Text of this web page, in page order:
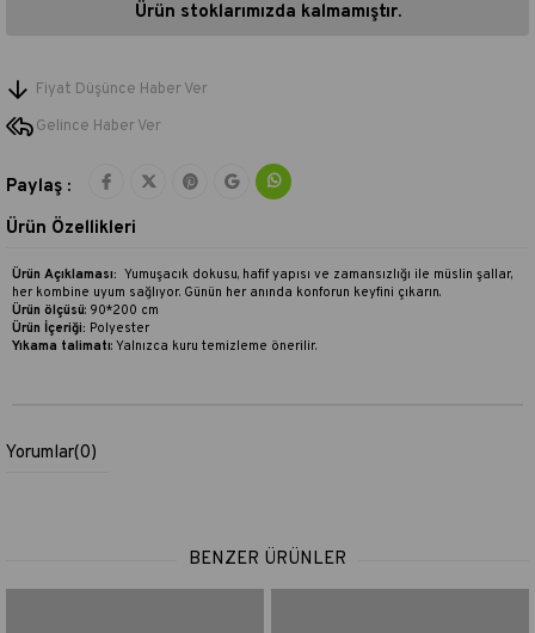
Ürün stoklarımızda kalmamıştır.
Fiyat Düşünce Haber Ver
Gelince Haber Ver
Paylaş :
Ürün Özellikleri
Ürün Açıklaması: Yumuşacık dokusu, hafif yapısı ve zamansızlığı ile müslin şallar,
her kombine uyum sağlıyor. Günün her anında konforun keyfini çıkarın.
Ürün ölçüsü: 90*200 cm
Ürün İçeriği: Polyester
Yıkama talimatı: Yalnızca kuru temizleme önerilir.
Yorumlar(0)
BENZER ÜRÜNLER